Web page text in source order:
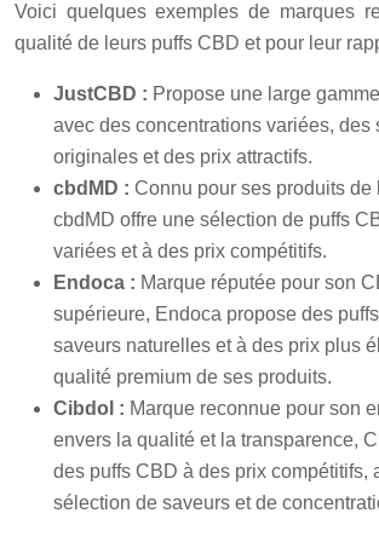
Voici quelques exemples de marques
qualité de leurs puffs CBD et pour leur
JustCBD : Propose une large
avec des concentrations variées, des
originales et des prix attractifs.
cbdMD : Connu pour ses produits de
cbdMD offre une sélection de puffs
variées et à des prix compétitifs.
Endoca : Marque réputée pour son
supérieure, Endoca propose des
saveurs naturelles et à des prix plus
qualité premium de ses produits.
Cibdol : Marque reconnue pour son
envers la qualité et la transparence,
des puffs CBD à des prix compétitifs,
sélection de saveurs et de